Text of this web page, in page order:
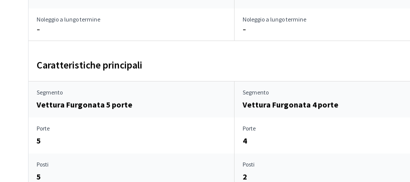
Noleggio a lungo termine
–
Noleggio a lungo termine
–
Caratteristiche principali
Segmento
Vettura Furgonata 5 porte
Segmento
Vettura Furgonata 4 porte
Porte
5
Porte
4
Posti
5
Posti
2